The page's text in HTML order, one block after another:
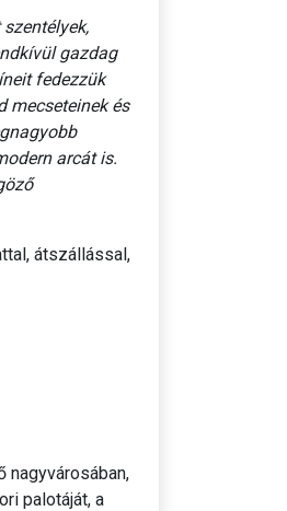
gazdag
fedezzük
mecseteinek és
arcát is.
átszállással,
nagyvárosában,
palotáját, a